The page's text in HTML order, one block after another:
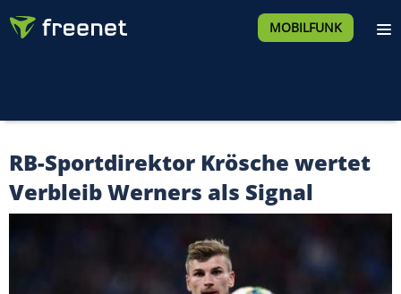
MOBILFUNK
RB-Sportdirektor Krösche wertet
Verbleib Werners als Signal